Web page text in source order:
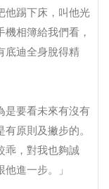
他踢下床，叫他光
相簿給我們看，
底迪全身脫得精
是要看未來有沒有
原則及撇步的。
乖，對我也夠誠
進一步。」